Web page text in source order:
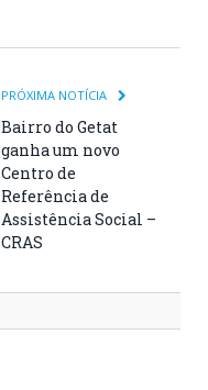
PRÓXIMA NOTÍCIA
Bairro do Getat
ganha um novo
Centro de
Referência de
Assistência Social –
CRAS